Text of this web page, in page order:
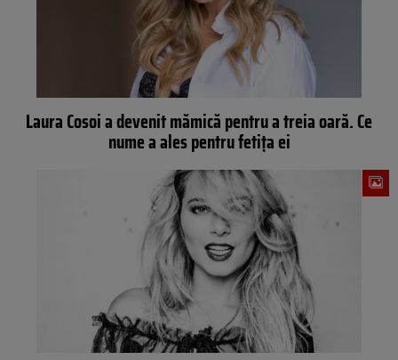
Laura Cosoi a devenit mămică pentru a treia oară. Ce
nume a ales pentru fetița ei